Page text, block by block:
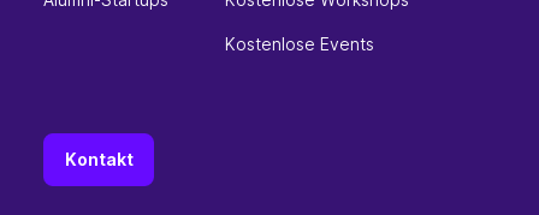
Kostenlose Events
Kontakt